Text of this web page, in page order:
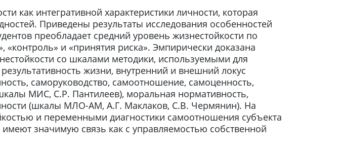
как интегративной характеристики личности, которая
Приведены результаты исследования особенностей
преобладает средний уровень жизнестойкости по
и «принятия риска». Эмпирически доказана
со шкалами методики, используемыми для
жизни, внутренний и внешний локус
саморуководство, самоотношение, самоценность,
МИС, С.Р. Пантилеев), моральная нормативность,
(шкалы МЛО-АМ, А.Г. Маклаков, С.В. Чермянин). На
и переменными диагностики самоотношения субъекта
значимую связь как с управляемостью собственной